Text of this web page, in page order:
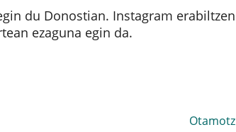
du Donostian. Instagram erabiltzen
ezaguna egin da.
Otamotz